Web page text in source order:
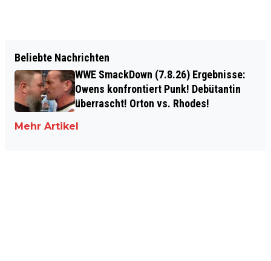
Beliebte Nachrichten
WWE SmackDown (7.8.26) Ergebnisse:
Owens konfrontiert Punk! Debütantin
überrascht! Orton vs. Rhodes!
Mehr Artikel